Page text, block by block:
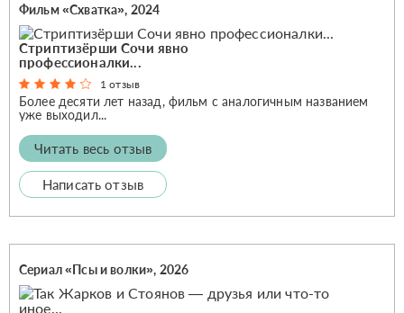
Фильм «Схватка», 2024
Стриптизёрши Сочи явно
профессионалки...
1 отзыв
Более десяти лет назад, фильм с аналогичным названием
уже выходил...
Читать весь отзыв
Написать отзыв
Сериал «Псы и волки», 2026